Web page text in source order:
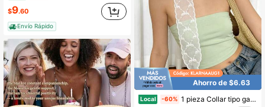
$9.60
Envío Rápido
Ahorro de $6.63
Local -60% 1 pieza Collar tipo gargantilla con patrón de lazo pastoral, ribete festoneado y caída larga puntiaguda de cinta, para atuendo casual de calle en vacaciones de verano, accesorio de estética fresca y femenina